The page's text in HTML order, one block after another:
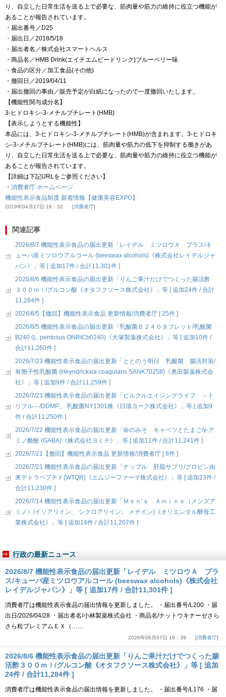
り、自立した日常生活を送る上で必要な、筋肉量や筋力の維持に役立つ機能が
あることが報告されています。
・届出番号／D25
・届出日／2018/5/18
・届出者名／株式会社スマートヘルス
・商品名／HMB Drink(エイチエムビードリンク)ブルーベリー味
・食品の区分／加工食品(その他)
・撤回日／2019/04/11
・届出撤回の事由／販売予定が白紙になったので一度撤回いたします。
【機能性関与成分名】
3-ヒドロキシ-3-メチルブチレート(HMB)
【表示しようとする機能性】
本品には、3-ヒドロキシ-3-メチルブチレート(HMB)が含まれます。3-ヒドロキ
シ-3-メチルブチレート(HMB)には、筋肉量や筋力の低下を抑制する働きがあ
り、自立した日常生活を送る上で必要な、筋肉量や筋力の維持に役立つ機能が
あることが報告されています。
【詳細は下記URLをご参照ください】
・ 消費者庁 ホームページ
機能性表示食品制度 新着情報【健康美容EXPO】
2019年04月17日 18：32 消費者庁
関連記事
2026/8/7 機能性表示食品の届出更新「レイデル ミツロウＡ プラス/キ
ューバ産ミツロウアルコール (beeswax alcohols)《株式会社レイデルジャ
パン》」等 [ 追加17件 / 合計11,301件 ]
2026/8/6 機能性表示食品の届出更新「りんご果汁だけでつくった腸活酢
３００ｍｌ/グルコン酸《オタフクソース株式会社》」等 [ 追加24件 / 合計
11,284件 ]
2026/8/5【撤回】機能性表示食品 更新情報/消費者庁 [ 25件 ]
2026/8/5 機能性表示食品の届出更新「乳酸菌Ｂ２４０タブレット/乳酸菌
B240 (L. pentosus ONRICb0240)《大塚製薬株式会社》」等 [ 追加10件 /
合計11,260件 ]
2026/7/23 機能性表示食品の届出更新「ととのう明日 乳酸菌 腸活対策/
有胞子性乳酸菌 (Heyndrickxia coagulans SANK70258)《奥田製薬株式会
社》」等 [ 追加9件 / 合計11,259件 ]
2026/7/23 機能性表示食品の届出更新「ピルクルエイジングライフ －ト
リプル－/DDMP、 乳酸菌NY1301株《日清ヨーク株式会社》」等 [ 追加9
件 / 合計11,250件 ]
2026/7/22 機能性表示食品の届出更新「命のみそ キャベツとたまご/γ-ア
ミノ酪酸 (GABA)《株式会社ヨミテ》」等 [ 追加11件 / 合計11,241件 ]
2026/7/21【撤回】機能性表示食品 更新情報/消費者庁 [ 8件 ]
2026/7/21 機能性表示食品の届出更新「ナップル 肝脂サプリ/グロビン由
来テトラペプチド(WTQR)《エムジーファーマ株式会社》」等 [ 追加23件 /
合計11,230件 ]
2026/7/14 機能性表示食品の届出更新「Ｍｅｎ’ｓ Ａｍｉｎｏ（メンズア
ミノ）/イソアリイン、 シクロアリイン、 メチイン)《オリエンタル酵母工
業株式会社》」等 [ 追加14件 / 合計11,207件 ]
行政の最新ニュース
2026/8/7 機能性表示食品の届出更新「レイデル ミツロウＡ プラ
ス/キューバ産ミツロウアルコール (beeswax alcohols)《株式会社
レイデルジャパン》」等 [ 追加17件 / 合計11,301件 ]
消費者庁は機能性表示食品の届出情報を更新しました。 ・届出番号/L200 ・届
出日/2026/04/28 ・届出者名/小林製薬株式会社 ・商品名/ナットウキナーゼさら
さら粒プレミアムＥＸ（……
2026年08月07日 19：39 消費者庁
2026/8/6 機能性表示食品の届出更新「りんご果汁だけでつくった腸
活酢３００ｍｌ/グルコン酸《オタフクソース株式会社》」等 [ 追加
24件 / 合計11,284件 ]
消費者庁は機能性表示食品の届出情報を更新しました。 ・届出番号/L176 ・届